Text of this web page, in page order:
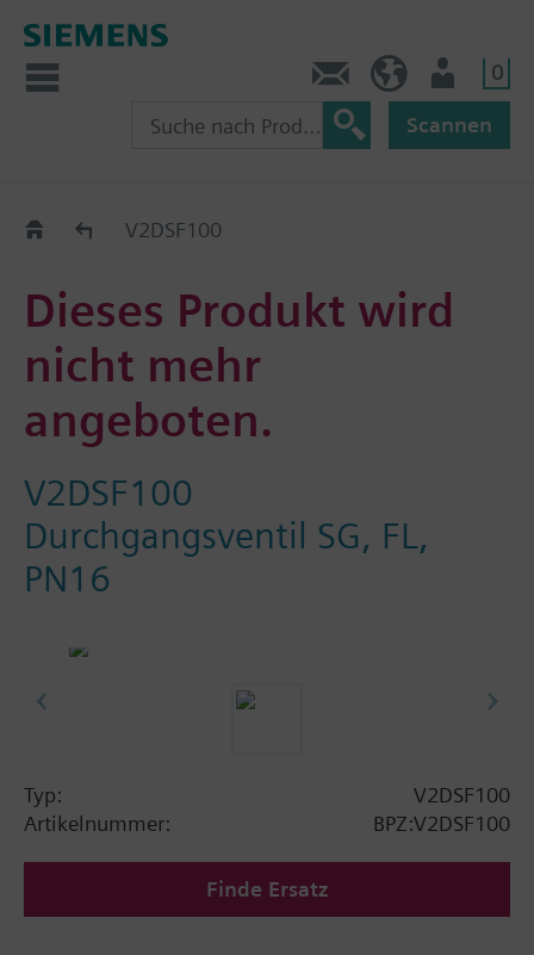
0
Scannen
Old2NewV2DSF100
Dieses Produkt wird
nicht mehr
angeboten.
V2DSF100
Durchgangsventil SG, FL,
PN16
Typ:
V2DSF100
Artikelnummer:
BPZ:V2DSF100
Finde Ersatz